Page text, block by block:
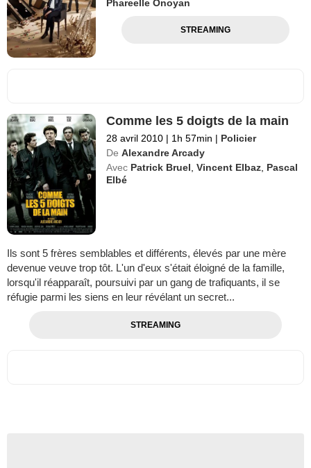
Phareelle Onoyan
STREAMING
Comme les 5 doigts de la main
28 avril 2010 | 1h 57min | Policier
De Alexandre Arcady
Avec Patrick Bruel,Vincent Elbaz, Pascal
Elbé
Ils sont 5 frères semblables et différents, élevés par une mère
devenue veuve trop tôt. L'un d'eux s'était éloigné de la famille,
lorsqu'il réapparaît, poursuivi par un gang de trafiquants, il se
réfugie parmi les siens en leur révélant un secret...
STREAMING